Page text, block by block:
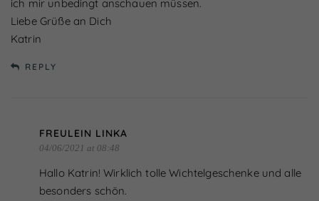
ich mir unbedingt anschauen müssen.
Liebe Grüße an Dich
Katrin
REPLY
FREULEIN LINKA
04/06/2021 at 08:48
Hallo Katrin! Wirklich tolle Wichtelgeschenke und alle
besonders schön.